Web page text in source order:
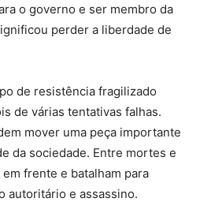
o governo e ser membro da
perder a liberdade de
de resistência fragilizado
de várias tentativas falhas.
mover uma peça importante
da sociedade. Entre mortes e
frente e batalham para
autoritário e assassino.